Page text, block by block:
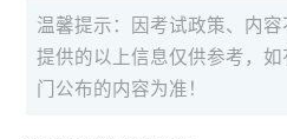
温馨提示：因考试政策、内
提供的以上信息仅供参考，
门公布的内容为准！